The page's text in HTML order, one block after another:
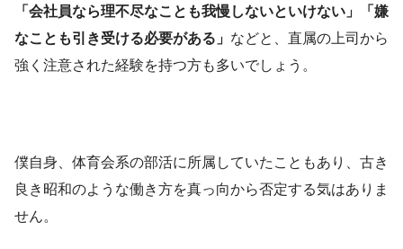
「会社員なら理不尽なことも我慢しないといけない」「嫌
なことも引き受ける必要がある」 などと、直属の上司から
強く注意された経験を持つ方も多いでしょう。
僕自身、体育会系の部活に所属していたこともあり、古き
良き昭和のような働き方を真っ向から否定する気はありま
せん。